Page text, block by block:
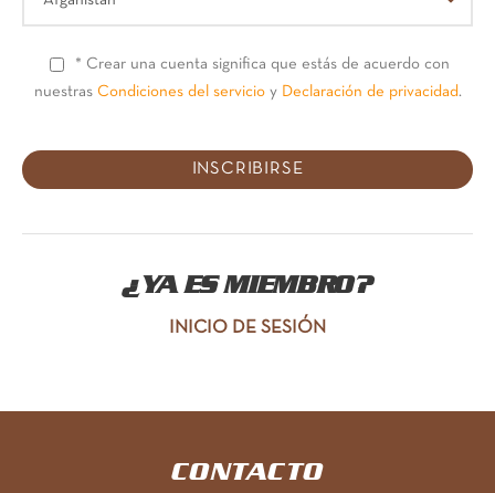
* Crear una cuenta significa que estás de acuerdo con
nuestras Condiciones del servicioy Declaración de privacidad.
¿YA ES MIEMBRO?
INICIO DE SESIÓN
CONTACTO